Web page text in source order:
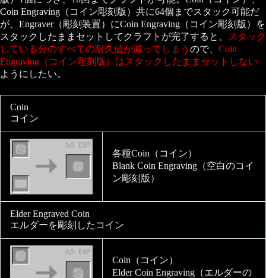
Coin Engraving（コイン彫刻版）共に64個までスタック可能だ
が、Engraver（彫刻装置）にCoin Engraving（コイン彫刻版）を
スタックしたままセットしてクラフトが完了すると、
スタック
している分のすべての耐久値が減ってしまう ので、 Coin
Engraving（コイン彫刻版）はスタックしたままセットしない
ようにしたい。
Coin
コイン
各種Coin（コイン）
Blank Coin Engraving（空白のコイ
ン彫刻版）
Elder Engraved Coin
エルダーを彫刻したコイン
Coin（コイン）
Elder Coin Engraving（エルダーの